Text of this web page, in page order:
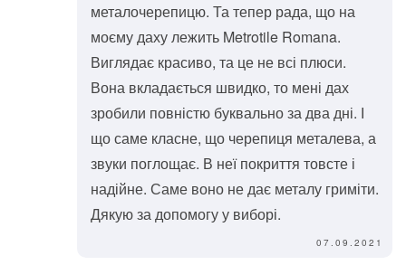
металочерепицю. Та тепер рада, що на
моєму даху лежить Metrotile Romana.
Виглядає красиво, та це не всі плюси.
Вона вкладається швидко, то мені дах
зробили повністю буквально за два дні. І
що саме класне, що черепиця металева, а
звуки поглощає. В неї покриття товсте і
надійне. Саме воно не дає металу гриміти.
Дякую за допомогу у виборі.
07.09.2021